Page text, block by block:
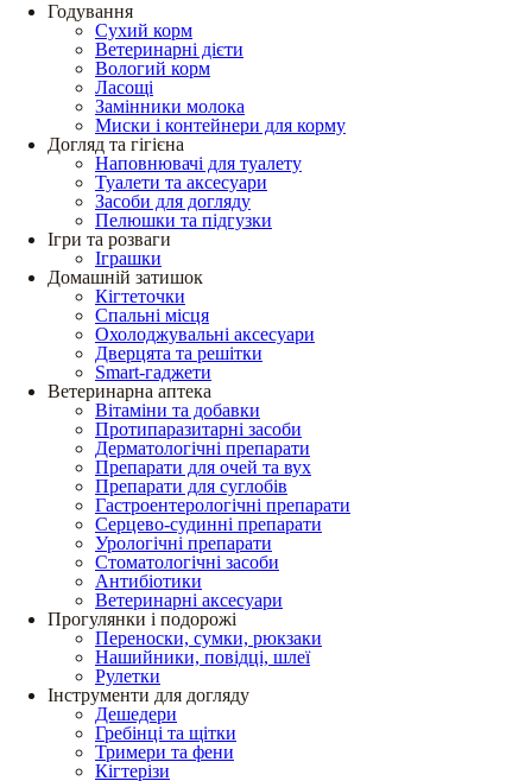
Годування
Сухий корм
Ветеринарні дієти
Вологий корм
Ласощі
Замінники молока
Миски і контейнери для корму
Догляд та гігієна
Наповнювачі для туалету
Туалети та аксесуари
Засоби для догляду
Пелюшки та підгузки
Ігри та розваги
Іграшки
Домашній затишок
Кігтеточки
Спальні місця
Охолоджувальні аксесуари
Дверцята та решітки
Smart-гаджети
Ветеринарна аптека
Вітаміни та добавки
Протипаразитарні засоби
Дерматологічні препарати
Препарати для очей та вух
Препарати для суглобів
Гастроентерологічні препарати
Серцево-судинні препарати
Урологічні препарати
Стоматологічні засоби
Антибіотики
Ветеринарні аксесуари
Прогулянки і подорожі
Переноски, сумки, рюкзаки
Нашийники, повідці, шлеї
Рулетки
Інструменти для догляду
Дешедери
Гребінці та щітки
Тримери та фени
Кігтерізи